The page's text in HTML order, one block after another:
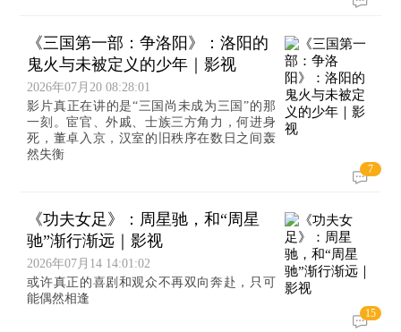
《三国第一部：争洛阳》：洛阳的
鬼火与未被定义的少年｜影视
2026年07月20 08:28:01
影片真正在讲的是“三国尚未成为三国”的那
一刻。宦官、外戚、士族三方角力，何进身
死，董卓入京，汉室的旧秩序在数日之间轰
然失衡
7
《功夫女足》：周星驰，和“周星
驰”渐行渐远｜影视
2026年07月14 14:01:02
或许真正的喜剧和观众不再双向奔赴，只可
能偶然相逢
15